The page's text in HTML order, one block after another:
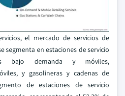
el mercado de servicios de
segmenta en estaciones de servicio
bajo demanda y móviles,
y gasolineras y cadenas de
de estaciones de servicio